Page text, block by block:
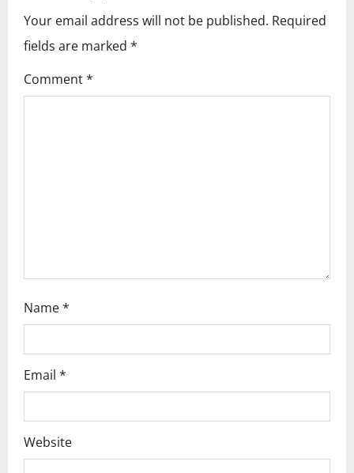
i
g
a
Your email address will not be published. Required
fields are marked *
Comment*
Name*
Email *
Website